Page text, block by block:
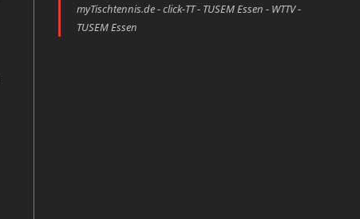
myTischtennis.de - click-TT - TUSEM Essen - WTTV -
TUSEM Essen